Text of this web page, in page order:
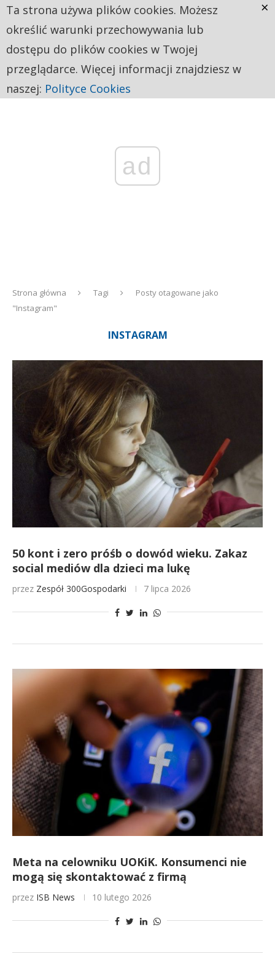
ad
Strona główna Tagi
Posty otagowane jako
"Instagram"
INSTAGRAM
50 kont i zero próśb o dowód wieku. Zakaz
social mediów dla dzieci ma lukę
przez Zespół 300Gospodarki 7 lipca 2026
Meta na celowniku UOKiK. Konsumenci nie
mogą się skontaktować z firmą
przez ISB News 10 lutego 2026
Ta strona używa plików cookies. Możesz
określić warunki przechowywania lub
dostępu do plików cookies w Twojej
przeglądarce. Więcej informacji znajdziesz w
naszej: Polityce Cookies
×